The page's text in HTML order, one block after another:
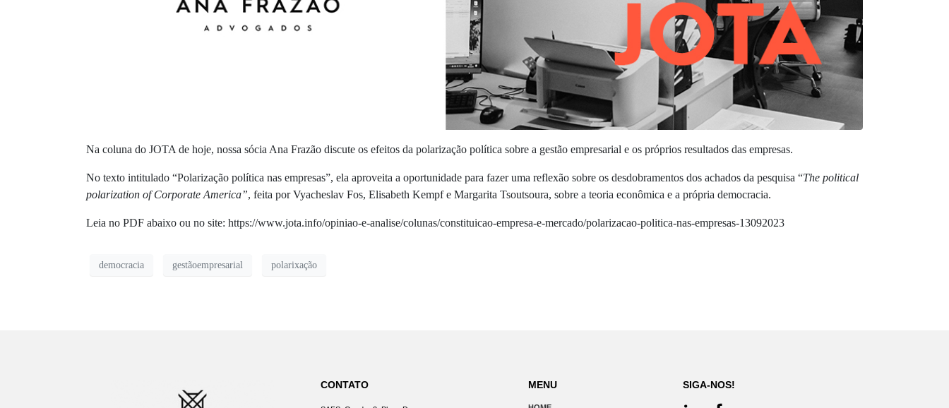
Na coluna do JOTA de hoje, nossa sócia Ana Frazão discute os efeitos da polarização política sobre a gestão empresarial e os próprios resultados das empresas.
No texto intitulado “Polarização política nas empresas”, ela aproveita a oportunidade para fazer uma reflexão sobre os desdobramentos dos achados da pesquisa “The political
polarization of Corporate America”, feita por Vyacheslav Fos, Elisabeth Kempf e Margarita Tsoutsoura, sobre a teoria econômica e a própria democracia.
Leia no PDF abaixo ou no site: https://www.jota.info/opiniao-e-analise/colunas/constituicao-empresa-e-mercado/polarizacao-politica-nas-empresas-13092023
democracia gestãoempresarial polarixação
CONTATO MENU SIGA-NOS!